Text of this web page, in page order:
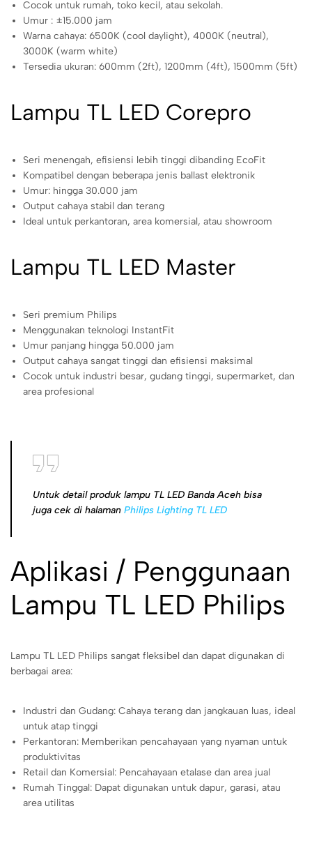
Cocok untuk rumah, toko kecil, atau sekolah.
Umur : ±15.000 jam
Warna cahaya: 6500K (cool daylight), 4000K (neutral),
3000K (warm white)
Tersedia ukuran: 600mm (2ft), 1200mm (4ft), 1500mm (5ft)
Lampu TL LED Corepro
Seri menengah, efisiensi lebih tinggi dibanding EcoFit
Kompatibel dengan beberapa jenis ballast elektronik
Umur: hingga 30.000 jam
Output cahaya stabil dan terang
Ideal untuk perkantoran, area komersial, atau showroom
Lampu TL LED Master
Seri premium Philips
Menggunakan teknologi InstantFit
Umur panjang hingga 50.000 jam
Output cahaya sangat tinggi dan efisiensi maksimal
Cocok untuk industri besar, gudang tinggi, supermarket, dan
area profesional
Untuk detail produk lampu TL LED Banda Aceh bisa
juga cek di halaman Philips Lighting TL LED
Aplikasi / Penggunaan
Lampu TL LED Philips
Lampu TL LED Philips sangat fleksibel dan dapat digunakan di
berbagai area:
Industri dan Gudang: Cahaya terang dan jangkauan luas, ideal
untuk atap tinggi
Perkantoran: Memberikan pencahayaan yang nyaman untuk
produktivitas
Retail dan Komersial: Pencahayaan etalase dan area jual
Rumah Tinggal: Dapat digunakan untuk dapur, garasi, atau
area utilitas